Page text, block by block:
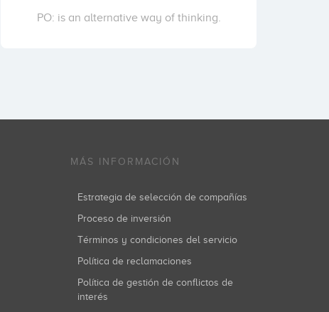
PO: is an alternative way of thinking.
MÁS INFORMACIÓN
Estrategia de selección de compañías
Proceso de inversión
Términos y condiciones del servicio
Política de reclamaciones
Política de gestión de conflictos de
interés